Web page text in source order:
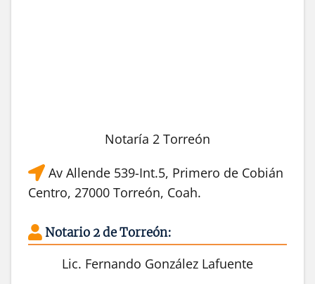
Notaría 2 Torreón
Av Allende 539-Int.5, Primero de Cobián
Centro, 27000 Torreón, Coah.
Notario 2 de Torreón:
Lic. Fernando González Lafuente